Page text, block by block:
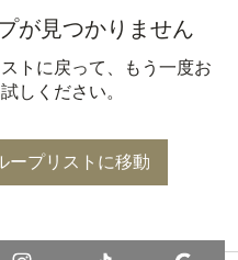
が見つかりません
トに戻って、もう一度お
試しください。
ープリストに移動